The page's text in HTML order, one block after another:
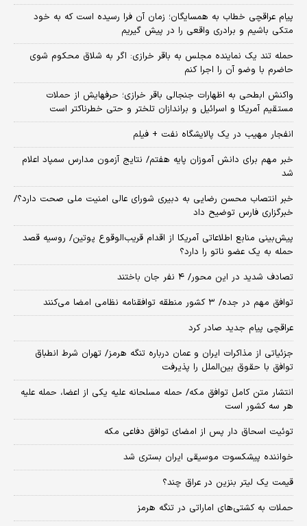
پیام عراقچی خطاب به همسایگان؛ زمان آن فرا رسیده است که به خود
متکی باشیم و برادری واقعی را در پیش گیریم
حمله تند یک نماینده مجلس به باقر خرازی: اگر به شلاق محکوم شوی
حاضرم با وضو آن را اجرا کنم
واکنش ابطحی به اظهارات جنجالی باقر خرازی؛ حرفهایش از حملات
مستقیم آمریکا و اسرائیل و براندازان تلختر و حتی خطرناکتر است
انفجار مهیب در یک پالایشگاه نفت + فیلم
خبر مهم برای دانش آموزان پایه هفتم/ نتایج آزمون مدارس سمپاد اعلام
شد
خبر انتصاب محسن رضایی به دبیری شورای عالی امنیت ملی صحت دارد؟/
خبرگزاری فارس توضیح داد
پیش‌بینی منابع اطلاعاتی آمریکا از اقدام قریب‌الوقوع پوتین/ روسیه قصد
حمله به یک عضو ناتو را دارد؟
تصادف شدید در این محور/ ۴ نفر جان باختند
توافق مهم در جده/ ۳ کشور منطقه توافقنامه نظامی امضا می‌کنند
عراقچی پیام جدید صادر کرد
جزئیاتی از مذاکرات ایران و عمان درباره تنگه هرمز/ تهران شرط انطباق
توافق با حقوق بین‌الملل را پذیرفت
انتشار متن کامل توافق مکه/ حمله مسلحانه علیه یکی از اعضا، حمله علیه
هر سه کشور است
توئیت اسحاق دار پس از امضای توافق دفاعی مکه
خواننده پیشکسوت موسیقی ایران بستری شد
قیمت یک لیتر بنزین در عراق چند؟
حملات به کشتی‌های اماراتی در تنگه هرمز